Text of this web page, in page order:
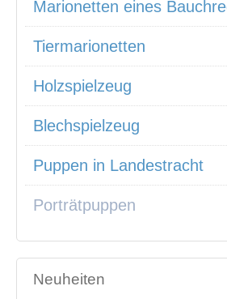
Marionetten eines
Tiermarionetten
Holzspielzeug
Blechspielzeug
Puppen in Landestracht
Porträtpuppen
Neuheiten